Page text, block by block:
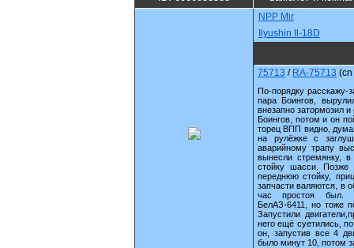
NPP Mir
Ilyushin Il-18D
75713 / RA-75713 (cn
По-порядку
пара Боингов,
внезапно затормозил
Боингов, потом и он
торец ВПП видно,
на рулёжке с
аварийному трапу
вынесли стремянку,
стойку шасси. Позже
переднюю стойку,
запчасти валяются, в
час простоя был.
БелАЗ-6411, но тоже
Запустили
него ещё суетились,
он, запустив все 4
было минут 10, потом